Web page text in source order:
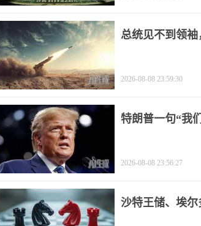
总统见不到领袖
2026-08-08 23:59:30
特朗普一句“我
2026-08-08 23:56:27
沙特王储、埃